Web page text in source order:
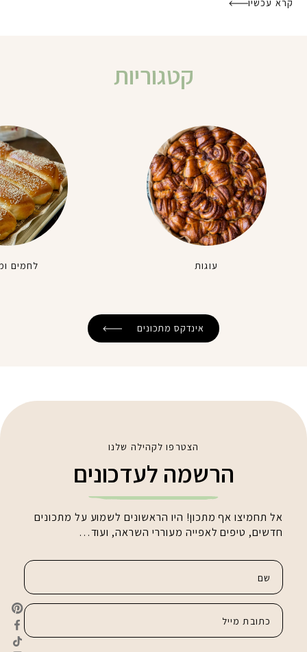
קרא עכשיו
קטגוריות
עוגות לחמים
אינדקס מתכונים
הצטרפו לקהילה שלנו
הרשמה לעדכונים
אל תחמיצו אף מתכון! היו הראשונים לשמוע על מתכונים
חדשים, טיפים לאפייה מעוררי השראה, ועוד…